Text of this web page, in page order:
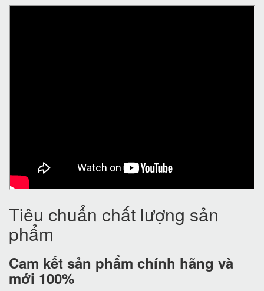
Tiêu chuẩn chất lượng sản
phẩm
Cam kết sản phẩm chính hãng và
mới 100%